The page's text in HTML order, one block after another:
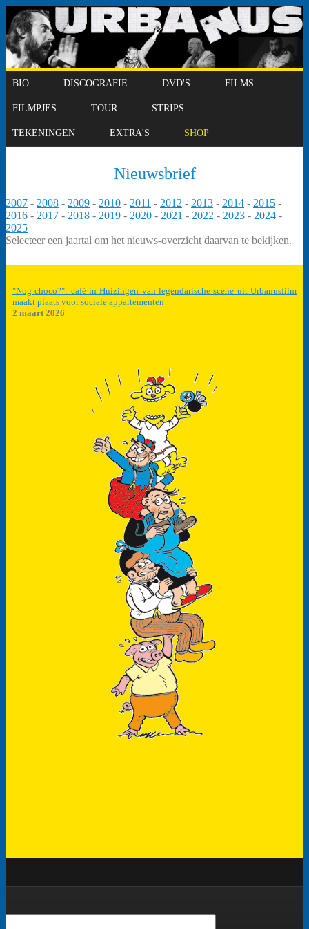
BIO DISCOGRAFIE DVD'S FILMS
FILMPJES TOUR STRIPS
TEKENINGEN EXTRA'S SHOP
Nieuwsbrief
2007 - 2008 - 2009 - 2010 - 2011 - 2012 - 2013 - 2014 - 2015 -
2016 - 2017 - 2018 - 2019 - 2020 - 2021 - 2022 - 2023 - 2024 -
2025
Selecteer een jaartal om het nieuws-overzicht daarvan te bekijken.
"Nog choco?": café in Huizingen van legendarische scène uit Urbanusfilm
maakt plaats voor sociale appartementen
2 maart 2026